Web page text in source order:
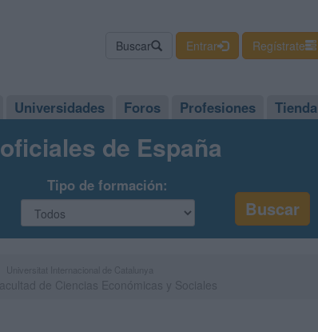
Buscar Entrar Regístrate
Universidades Foros Profesiones Tienda
de España
Tipo de formación: